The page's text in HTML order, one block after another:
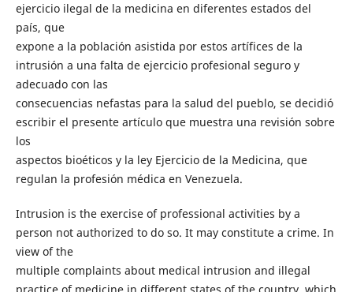
ejercicio ilegal de la medicina en diferentes estados del
país, que
expone a la población asistida por estos artífices de la
intrusión a una falta de ejercicio profesional seguro y
adecuado con las
consecuencias nefastas para la salud del pueblo, se decidió
escribir el presente artículo que muestra una revisión sobre
los
aspectos bioéticos y la ley Ejercicio de la Medicina, que
regulan la profesión médica en Venezuela.
Intrusion is the exercise of professional activities by a
person not authorized to do so. It may constitute a crime. In
view of the
multiple complaints about medical intrusion and illegal